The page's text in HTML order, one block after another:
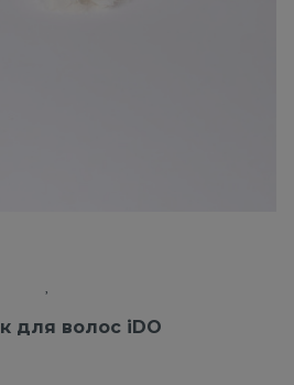
для волос iDO